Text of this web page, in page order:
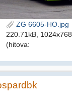
ZG 6605-HO.jpg
220.71kB, 1024x768
(hitova: